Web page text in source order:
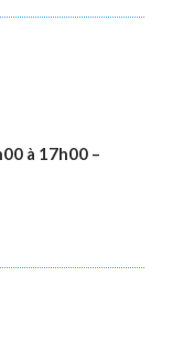
à 17h00 –